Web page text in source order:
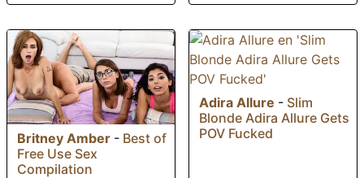
Britney Amber - Best of
Free Use Sex
Compilation
Adira Allure - Slim
Blonde Adira Allure Gets
POV Fucked